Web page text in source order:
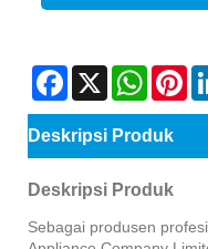
Facebook
X
Deskripsi Produk
Deskripsi Produk
Sebagai produsen